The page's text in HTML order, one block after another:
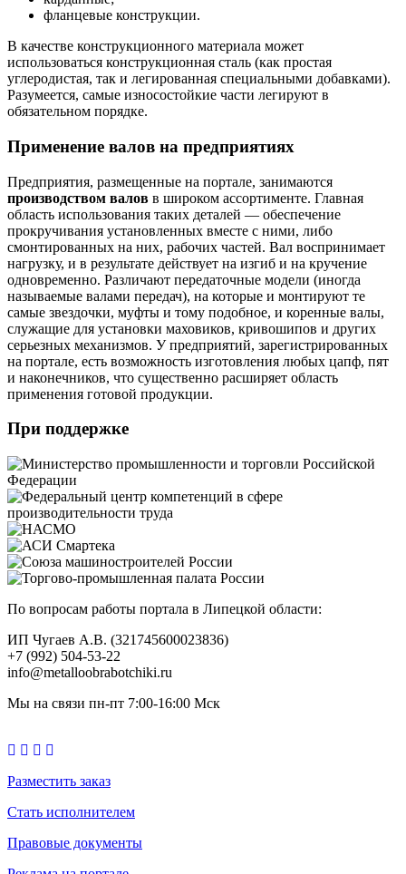
фланцевые конструкции.
В качестве конструкционного материала может
использоваться конструкционная сталь (как простая
углеродистая, так и легированная специальными добавками).
Разумеется, самые износостойкие части легируют в
обязательном порядке.
Применение валов на предприятиях
Предприятия, размещенные на портале, занимаются
производством валов в широком ассортименте. Главная
область использования таких деталей — обеспечение
прокручивания установленных вместе с ними, либо
смонтированных на них, рабочих частей. Вал воспринимает
нагрузку, и в результате действует на изгиб и на кручение
одновременно. Различают передаточные модели (иногда
называемые валами передач), на которые и монтируют те
самые звездочки, муфты и тому подобное, и коренные валы,
служащие для установки маховиков, кривошипов и других
серьезных механизмов. У предприятий, зарегистрированных
на портале, есть возможность изготовления любых цапф, пят
и наконечников, что существенно расширяет область
применения готовой продукции.
При поддержке
По вопросам работы портала в Липецкой области:
ИП Чугаев А.В. (321745600023836)
+7 (992) 504-53-22
info@metalloobrabotchiki.ru
Мы на связи пн-пт 7:00-16:00 Мск
Разместить заказ
Стать исполнителем
Правовые документы